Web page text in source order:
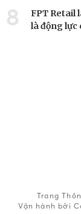
8
FPT Retail
là động lực
Trang
Vận hành bởi